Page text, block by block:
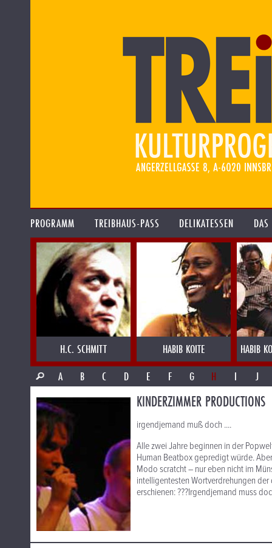
PROGRAMM TREIBHAUS-PASS DELIKATESSEN
H.C. SCHMITT HABIB KOITE
HABIB
A
B C D E F G H I J
KINDERZIMMER PRODUCTIONS
irgendjemand muß doch ....
Alle zwei Jahre beginnen in der
Human Beatbox gepredigt würde.
Modo scratcht – nur eben nicht im
intelligentesten Wortverdrehungen der
erschienen: ???Irgendjemand muss